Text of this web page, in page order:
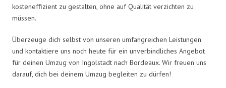
kosteneffizient zu gestalten, ohne auf Qualität verzichten zu
müssen.
Überzeuge dich selbst von unseren umfangreichen Leistungen
und kontaktiere uns noch heute für ein unverbindliches Angebot
für deinen Umzug von Ingolstadt nach Bordeaux. Wir freuen uns
darauf, dich bei deinem Umzug begleiten zu dürfen!